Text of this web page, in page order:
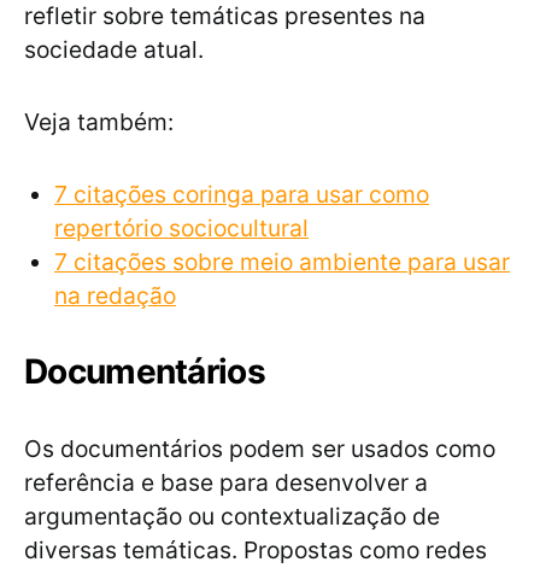
refletir sobre temáticas presentes na
sociedade atual.
Veja também:
7 citações coringa para usar como
repertório sociocultural
7 citações sobre meio ambiente para usar
na redação
Documentários
Os documentários podem ser usados como
referência e base para desenvolver a
argumentação ou contextualização de
diversas temáticas. Propostas como redes